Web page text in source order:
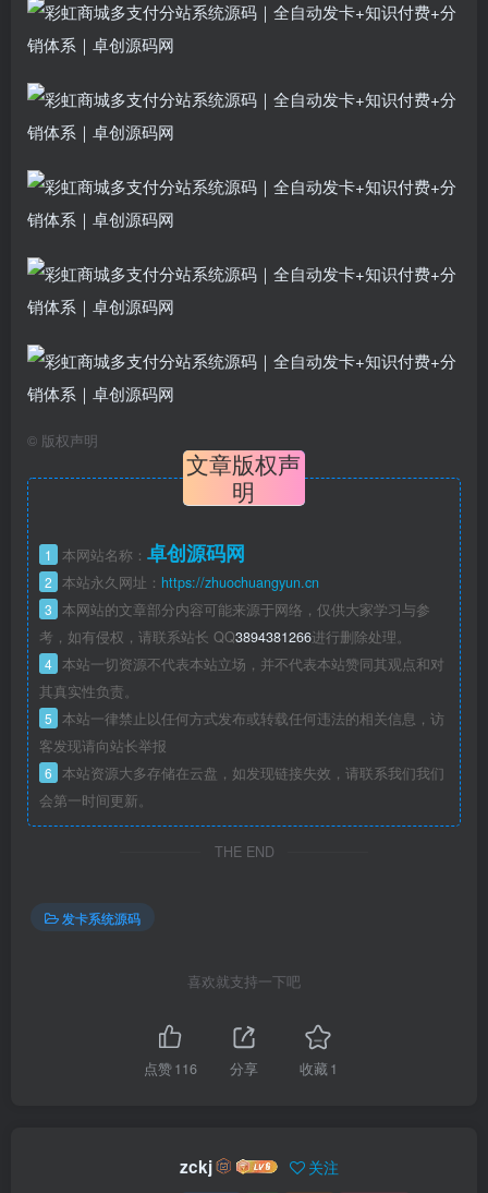
© 版权声明
文章版权声
明
1 本网站名称： 卓创源码网
2 本站永久网址： https://zhuochuangyun.cn
3 本网站的文章部分内容可能来源于网络，仅供大家学习与参
考，如有侵权，请联系站长 QQ3894381266进行删除处理。
4 本站一切资源不代表本站立场，并不代表本站赞同其观点和对
其真实性负责。
5 本站一律禁止以任何方式发布或转载任何违法的相关信息，访
客发现请向站长举报
6 本站资源大多存储在云盘，如发现链接失效，请联系我们我们
会第一时间更新。
THE END
发卡系统源码
喜欢就支持一下吧
点赞116 分享 收藏 1
zckj 关注